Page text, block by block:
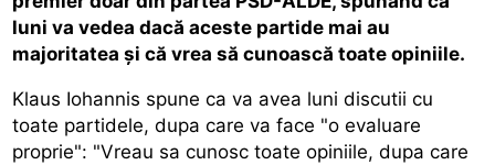
luni va vedea dacă aceste partide mai au
majoritatea şi că vrea să cunoască toate opiniile.
Klaus Iohannis spune ca va avea luni discutii cu
toate partidele, dupa care va face "o evaluare
proprie": "Vreau sa cunosc toate opiniile, dupa care